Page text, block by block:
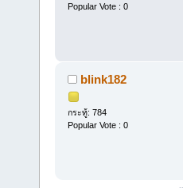
Popular Vote : 0
blink182
กระทู้: 784
Popular Vote : 0